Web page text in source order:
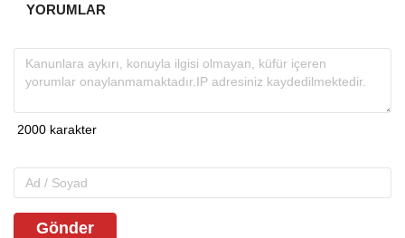
YORUMLAR
Gönder